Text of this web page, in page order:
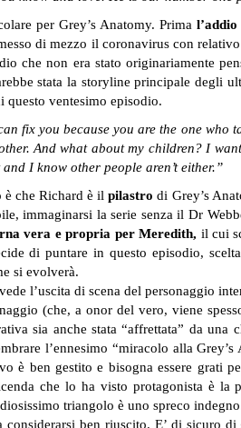
per Grey’s Anatomy. Prima
di mezzo il coronavirus con
che non era stato originariamente
stata la storyline principale degli
questo ventesimo episodio.
fix you because you are the one who
And what about my children? I
I know other people aren’t either.”
è che Richard è ilpilastro di Grey’s
immaginarsi la serie senza il Dr
vera e propria per Meredith, il cui
di puntare in questo episodio,
si evolverà.
l’uscita di scena del personaggio
(che, a onor del vero, viene
sia anche stata “affrettata” da
l’ennesimo “miracolo alla
è ben gestito e bisogna essere grati
che lo ha visto protagonista è la
triangolo è uno spreco
considerarsi ben riuscito. E’ di sicuro